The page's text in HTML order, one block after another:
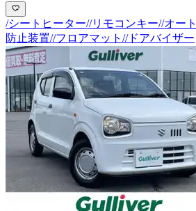
/シートヒーター//リモコンキー//オー
防止装置//フロアマット//ドアバイザー